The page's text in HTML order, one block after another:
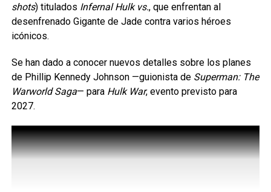
Like a Dragon: Infinite Wealth Deluxe Edition – 50%
de descuento
shots) titulados Infernal Hulk vs., que enfrentan al
desenfrenado Gigante de Jade contra varios héroes
icónicos.
Se han dado a conocer nuevos detalles sobre los planes
de Phillip Kennedy Johnson —guionista de Superman: The
Warworld Saga— ​​para Hulk War, evento previsto para
2027.